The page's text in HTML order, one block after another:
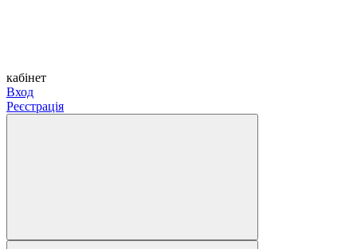
кабінет
Вход
Реєстрація